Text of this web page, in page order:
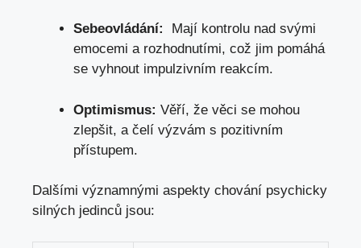
Sebeovládání:
⁢ Mají kontrolu nad ⁢svými
emocemi a rozhodnutími, což jim pomáhá
se vyhnout ⁤impulzivním reakcím.
Optimismus: Věří,⁣ že věci se mohou⁢
zlepšit,​ a čelí ‍výzvám s pozitivním
přístupem.
Dalšími významnými⁤ aspekty chování​ psychicky
silných jedinců jsou: